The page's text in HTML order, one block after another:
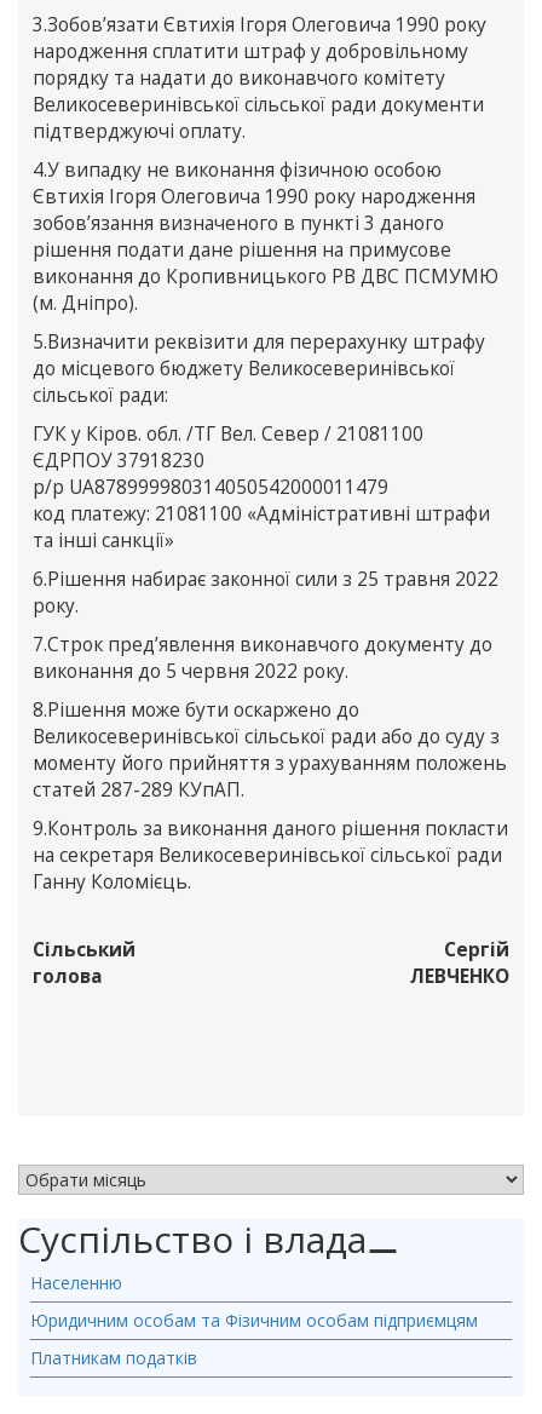
3.Зобов’язати Євтихія Ігоря Олеговича 1990 року
народження сплатити штраф у добровільному
порядку та надати до виконавчого комітету
Великосеверинівської сільської ради документи
підтверджуючі оплату.
4.У випадку не виконання фізичною особою
Євтихія Ігоря Олеговича 1990 року народження
зобов’язання визначеного в пункті 3 даного
рішення подати дане рішення на примусове
виконання до Кропивницького РВ ДВС ПСМУМЮ
(м. Дніпро).
5.Визначити реквізити для перерахунку штрафу
до місцевого бюджету Великосеверинівської
сільської ради:
ГУК у Кіров. обл. /ТГ Вел. Север / 21081100
ЄДРПОУ 37918230
р/р UA878999980314050542000011479
код платежу: 21081100 «Адміністративні штрафи
та інші санкції»
6.Рішення набирає законної сили з 25 травня 2022
року.
7.Строк пред’явлення виконавчого документу до
виконання до 5 червня 2022 року.
8.Рішення може бути оскаржено до
Великосеверинівської сільської ради або до суду з
моменту його прийняття з урахуванням положень
статей 287-289 КУпАП.
9.Контроль за виконання даного рішення покласти
на секретаря Великосеверинівської сільської ради
Ганну Коломієць.
Сільський
голова
Сергій
ЛЕВЧЕНКО
Суспільство і влада⚊
Населенню
Юридичним особам та Фізичним особам підприємцям
Платникам податків